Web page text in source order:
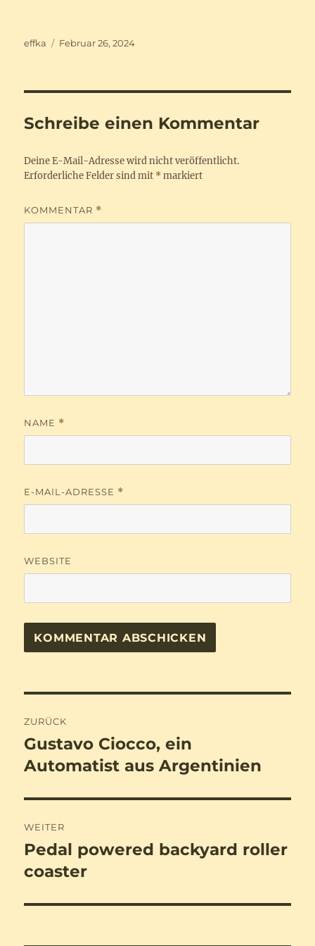
Autor
effka
Veröffentlicht
Februar 26, 2024
Schreibe einen Kommentar
Deine E-Mail-Adresse wird nicht veröffentlicht.
Erforderliche Felder sind mit * markiert
KOMMENTAR *
NAME *
E-MAIL-ADRESSE *
WEBSITE
ZURÜCK
Vorheriger
Beitrag:
Gustavo Ciocco, ein
Automatist aus Argentinien
WEITER
Nächster
Beitrag:
Pedal powered backyard roller
coaster